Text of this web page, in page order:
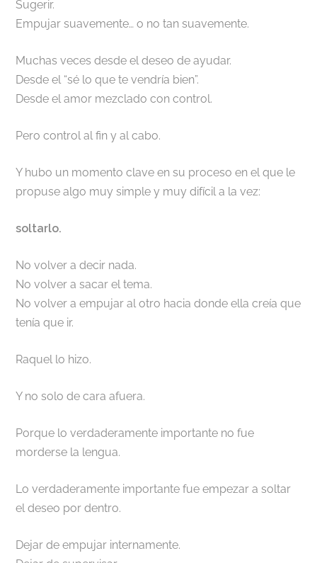
Sugerir.
Empujar suavemente… o no tan suavemente.
Muchas veces desde el deseo de ayudar.
Desde el “sé lo que te vendría bien”.
Desde el amor mezclado con control.
Pero control al fin y al cabo.
Y hubo un momento clave en su proceso en el que le
propuse algo muy simple y muy difícil a la vez:
soltarlo.
No volver a decir nada.
No volver a sacar el tema.
No volver a empujar al otro hacia donde ella creía que
tenía que ir.
Raquel lo hizo.
Y no solo de cara afuera.
Porque lo verdaderamente importante no fue
morderse la lengua.
Lo verdaderamente importante fue empezar a soltar
el deseo por dentro.
Dejar de empujar internamente.